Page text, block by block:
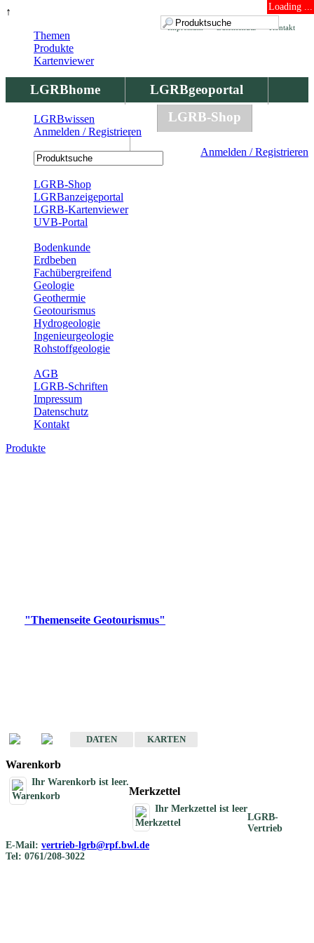
↑ Loading ...
Kontakt
Datenschutz
Impressum
LGRBhome
LGRBgeoportal
LGRBbohrungen
LGRB-Shop
Anmelden / Registrieren
Themen
Produkte
Kartenviewer
LGRBwissen
Anmelden / Registrieren
LGRB-Shop
LGRBanzeigeportal
LGRB-Kartenviewer
UVB-Portal
Bodenkunde
Erdbeben
Fachübergreifend
Geologie
Geothermie
Geotourismus
Hydrogeologie
Ingenieurgeologie
Rohstoffgeologie
AGB
LGRB-Schriften
Impressum
Datenschutz
Kontakt
Produkte
"Themenseite Geotourismus"
DATEN
KARTEN
Warenkorb
Ihr Warenkorb ist leer.
Merkzettel
Ihr Merkzettel ist leer
LGRB-
Vertrieb
E-Mail: vertrieb-lgrb@rpf.bwl.de
Tel: 0761/208-3022